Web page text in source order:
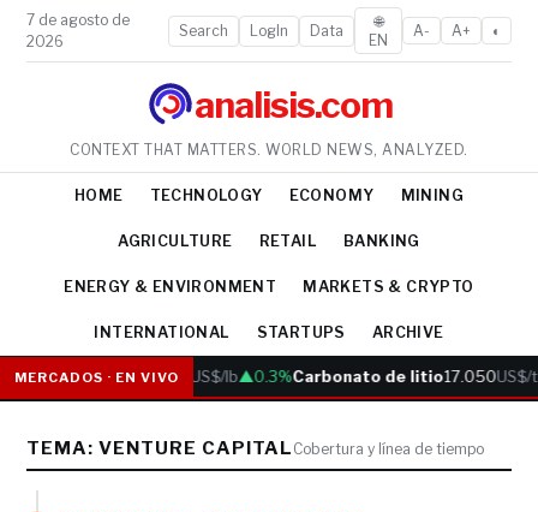
7 de agosto de
2026
Search LogIn Data
🌐
EN
A- A+ ◐
analisis.com
CONTEXT THAT MATTERS. WORLD NEWS, ANALYZED.
HOME TECHNOLOGY ECONOMY MINING
AGRICULTURE RETAIL BANKING
ENERGY & ENVIRONMENT MARKETS & CRYPTO
INTERNATIONAL STARTUPS ARCHIVE
MERCADOS · EN VIVO
Cobre6.05 US$/lb▲0.3%Carbonato de litio17.050US$/t
TEMA: VENTURE CAPITAL Cobertura y línea de tiempo